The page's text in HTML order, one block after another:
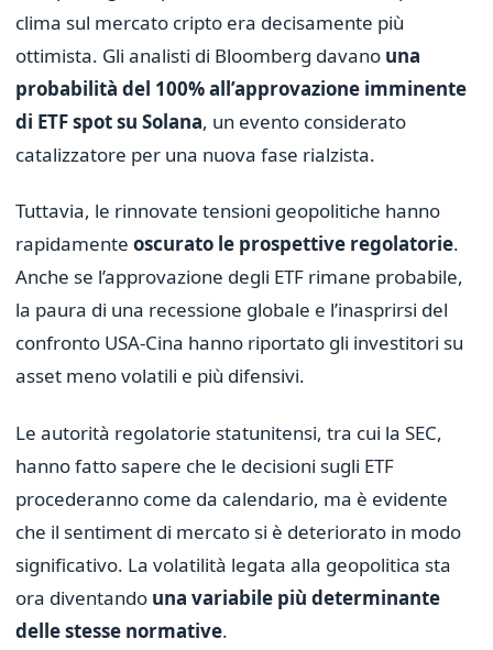
clima sul mercato cripto era decisamente più
ottimista. Gli analisti di Bloomberg davano una
probabilità del 100% all’approvazione imminente
di ETF spot su Solana, un evento considerato
catalizzatore per una nuova fase rialzista.
Tuttavia, le rinnovate tensioni geopolitiche hanno
rapidamente oscurato le prospettive regolatorie.
Anche se l’approvazione degli ETF rimane probabile,
la paura di una recessione globale e l’inasprirsi del
confronto USA-Cina hanno riportato gli investitori su
asset meno volatili e più difensivi.
Le autorità regolatorie statunitensi, tra cui la SEC,
hanno fatto sapere che le decisioni sugli ETF
procederanno come da calendario, ma è evidente
che il sentiment di mercato si è deteriorato in modo
significativo. La volatilità legata alla geopolitica sta
ora diventando una variabile più determinante
delle stesse normative.